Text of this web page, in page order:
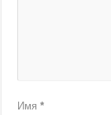
Имя*